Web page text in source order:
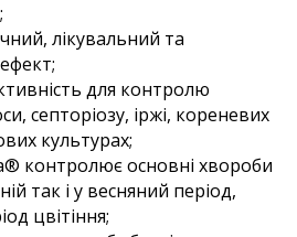
лікувальний та
для контролю
септоріозу, іржі, кореневих
культурах;
контролює основні хвороби
так і у весняний період,
цвітіння;